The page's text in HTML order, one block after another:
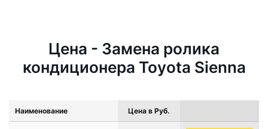
Цена - Замена ролика
кондиционера Toyota Sienna
Наименование Цена в Руб.